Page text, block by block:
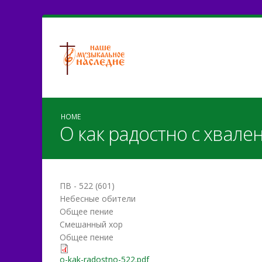
HOME
О как радостно с
ПВ - 522 (601)
Небесные обители
Общее пение
Смешанный хор
Общее пение
o-kak-radostno-522.pdf